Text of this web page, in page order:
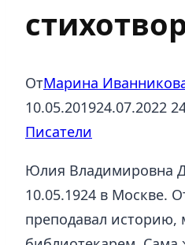
ОтМарина
10.05.201924.07.2022
Писатели
Юлия Владимировна
10.05.1924 в Москве.
преподавал историю,